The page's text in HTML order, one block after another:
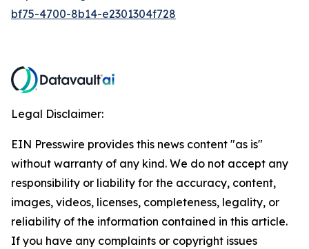
bf75-4700-8b14-e2301304f728
Legal Disclaimer:
EIN Presswire provides this news content "as is"
without warranty of any kind. We do not accept any
responsibility or liability for the accuracy, content,
images, videos, licenses, completeness, legality, or
reliability of the information contained in this article.
If you have any complaints or copyright issues